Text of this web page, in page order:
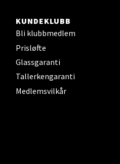
KUNDEKLUBB
Bli klubbmedlem
Prisløfte
Glassgaranti
Tallerkengaranti
Medlemsvilkår
Storo
Oslo